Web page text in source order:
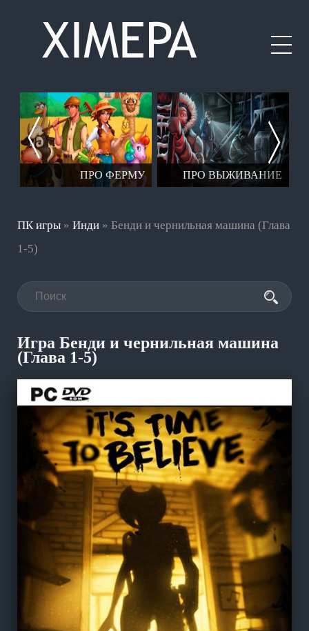
ПРО ФЕРМУ ПРО ВЫЖИВАНИЕ
ПК игры » Инди » Бенди и чернильная машина (Глава
1-5)
Игра Бенди и чернильная машина
(Глава 1-5)